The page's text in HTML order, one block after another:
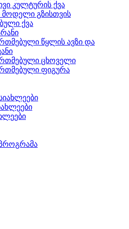
კულტურის ქვა
მოდელი გზისთვის
ქვა
წყლის ავზი და
ცხოველი
ფიგურა